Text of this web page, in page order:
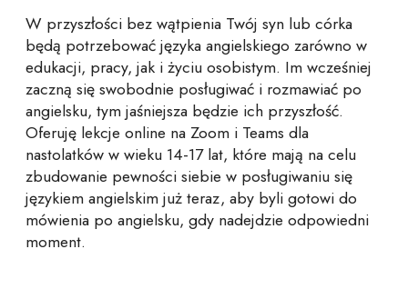
W przyszłości bez wątpienia Twój syn lub córka
będą potrzebować języka angielskiego zarówno w
edukacji, pracy, jak i życiu osobistym. Im wcześniej
zaczną się swobodnie posługiwać i rozmawiać po
angielsku, tym jaśniejsza będzie ich przyszłość.
Oferuję lekcje online na Zoom i Teams dla
nastolatków w wieku 14-17 lat, które mają na celu
zbudowanie pewności siebie w posługiwaniu się
językiem angielskim już teraz, aby byli gotowi do
mówienia po angielsku, gdy nadejdzie odpowiedni
moment.